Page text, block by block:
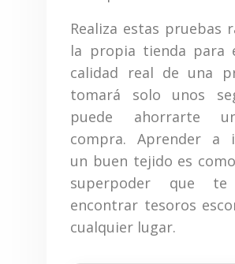
Realiza estas pruebas
la propia tienda para
calidad real de una
tomará solo unos
puede ahorrarte
compra. Aprender a
un buen tejido es
superpoder que te
encontrar tesoros
cualquier lugar.